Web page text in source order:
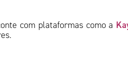
com plataformas como a